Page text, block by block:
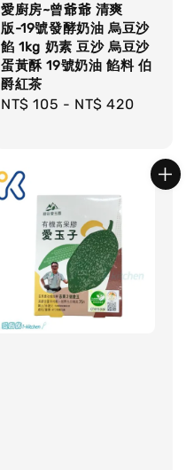
愛廚房~曾爺爺 清爽
版-19號發酵奶油 烏豆沙
餡 1kg 奶素 豆沙 烏豆沙
蛋黃酥 19號奶油 餡料 伯
爵紅茶
Regular
NT$ 105 - NT$ 420